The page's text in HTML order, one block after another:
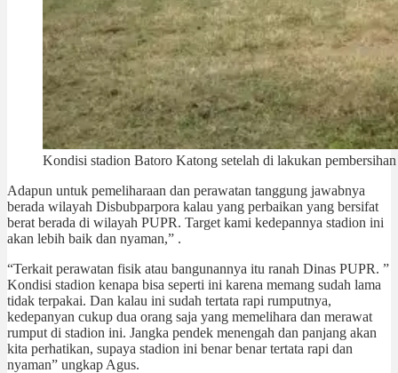
Kondisi stadion Batoro Katong setelah di lakukan
Adapun untuk pemeliharaan dan perawatan tanggung jawabnya
berada wilayah Disbubparpora kalau yang perbaikan yang bersifat
berat berada di wilayah PUPR. Target kami kedepannya stadion ini
akan lebih baik dan nyaman,” .
“Terkait perawatan fisik atau bangunannya itu ranah Dinas PUPR. ”
Kondisi stadion kenapa bisa seperti ini karena memang sudah lama
tidak terpakai. Dan kalau ini sudah tertata rapi rumputnya,
kedepanyan cukup dua orang saja yang memelihara dan merawat
rumput di stadion ini. Jangka pendek menengah dan panjang akan
kita perhatikan, supaya stadion ini benar benar tertata rapi dan
nyaman” ungkap Agus.